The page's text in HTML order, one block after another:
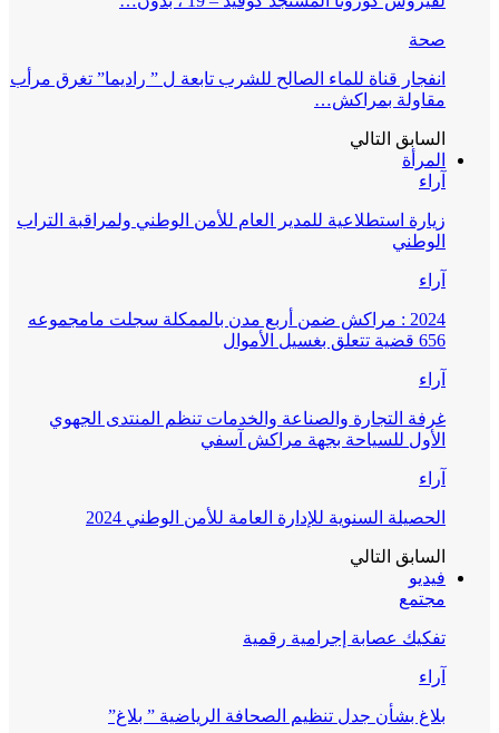
صحة
انفجار قناة للماء الصالح للشرب تابعة ل ” راديما” تغرق مرأب
مقاولة بمراكش…
السابق التالي
المرأة
آراء
زيارة استطلاعية للمدير العام للأمن الوطني ولمراقبة التراب
الوطني
آراء
2024 : مراكش ضمن أربع مدن بالممكلة سجلت مامجموعه
656 قضية تتعلق بغسيل الأموال
آراء
غرفة التجارة والصناعة والخدمات تنظم المنتدى الجهوي
الأول للسياحة بجهة مراكش آسفي
آراء
الحصيلة السنوية للإدارة العامة للأمن الوطني 2024
السابق التالي
فيديو
مجتمع
تفكيك عصابة إجرامية رقمية
آراء
بلاغ بشأن جدل تنظيم الصحافة الرياضية ” بلاغ”